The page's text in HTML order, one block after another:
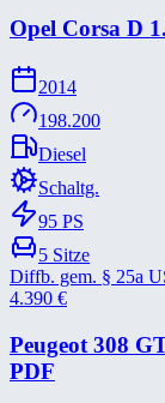
Opel Corsa D
2014
198.200
Diesel
Schaltg.
95 PS
5 Sitze
Diffb. gem. § 25a
4.390 €
Peugeot 308
PDF